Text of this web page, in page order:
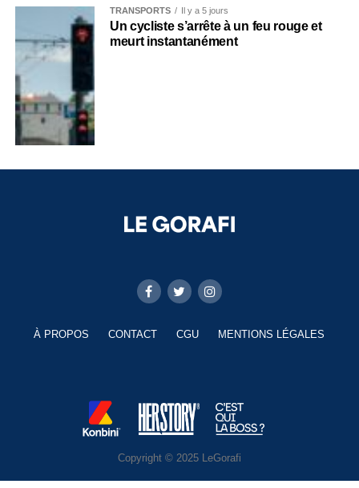
TRANSPORTS Il y a 5 jours
Un cycliste s’arrête à un feu rouge et
meurt instantanément
À PROPOS CONTACT CGU MENTIONS LÉGALES
Copyright © 2025 LeGorafi